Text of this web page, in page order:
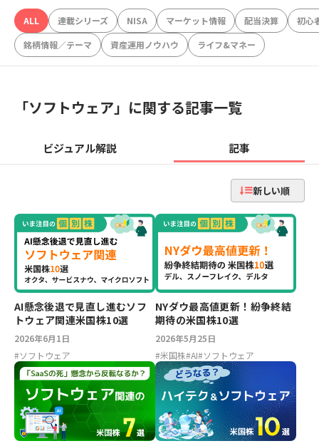
ALL 連載シリーズ NISA マーケット情報 配当決算
初心
銘柄情報／テーマ
資産運用ノウハウ ライフ&マネー
「ソフトウェア」に関する記事一覧
ビジュアル解説 記事
新しい順
AI懸念後退で見直し進むソフ
トウェア関連米国株10選
2026年6月1日
#ソフトウェア
NYダウ最高値更新！紛争終結
期待の米国株10選
2026年5月25日
#米国株#AI#ソフトウェア